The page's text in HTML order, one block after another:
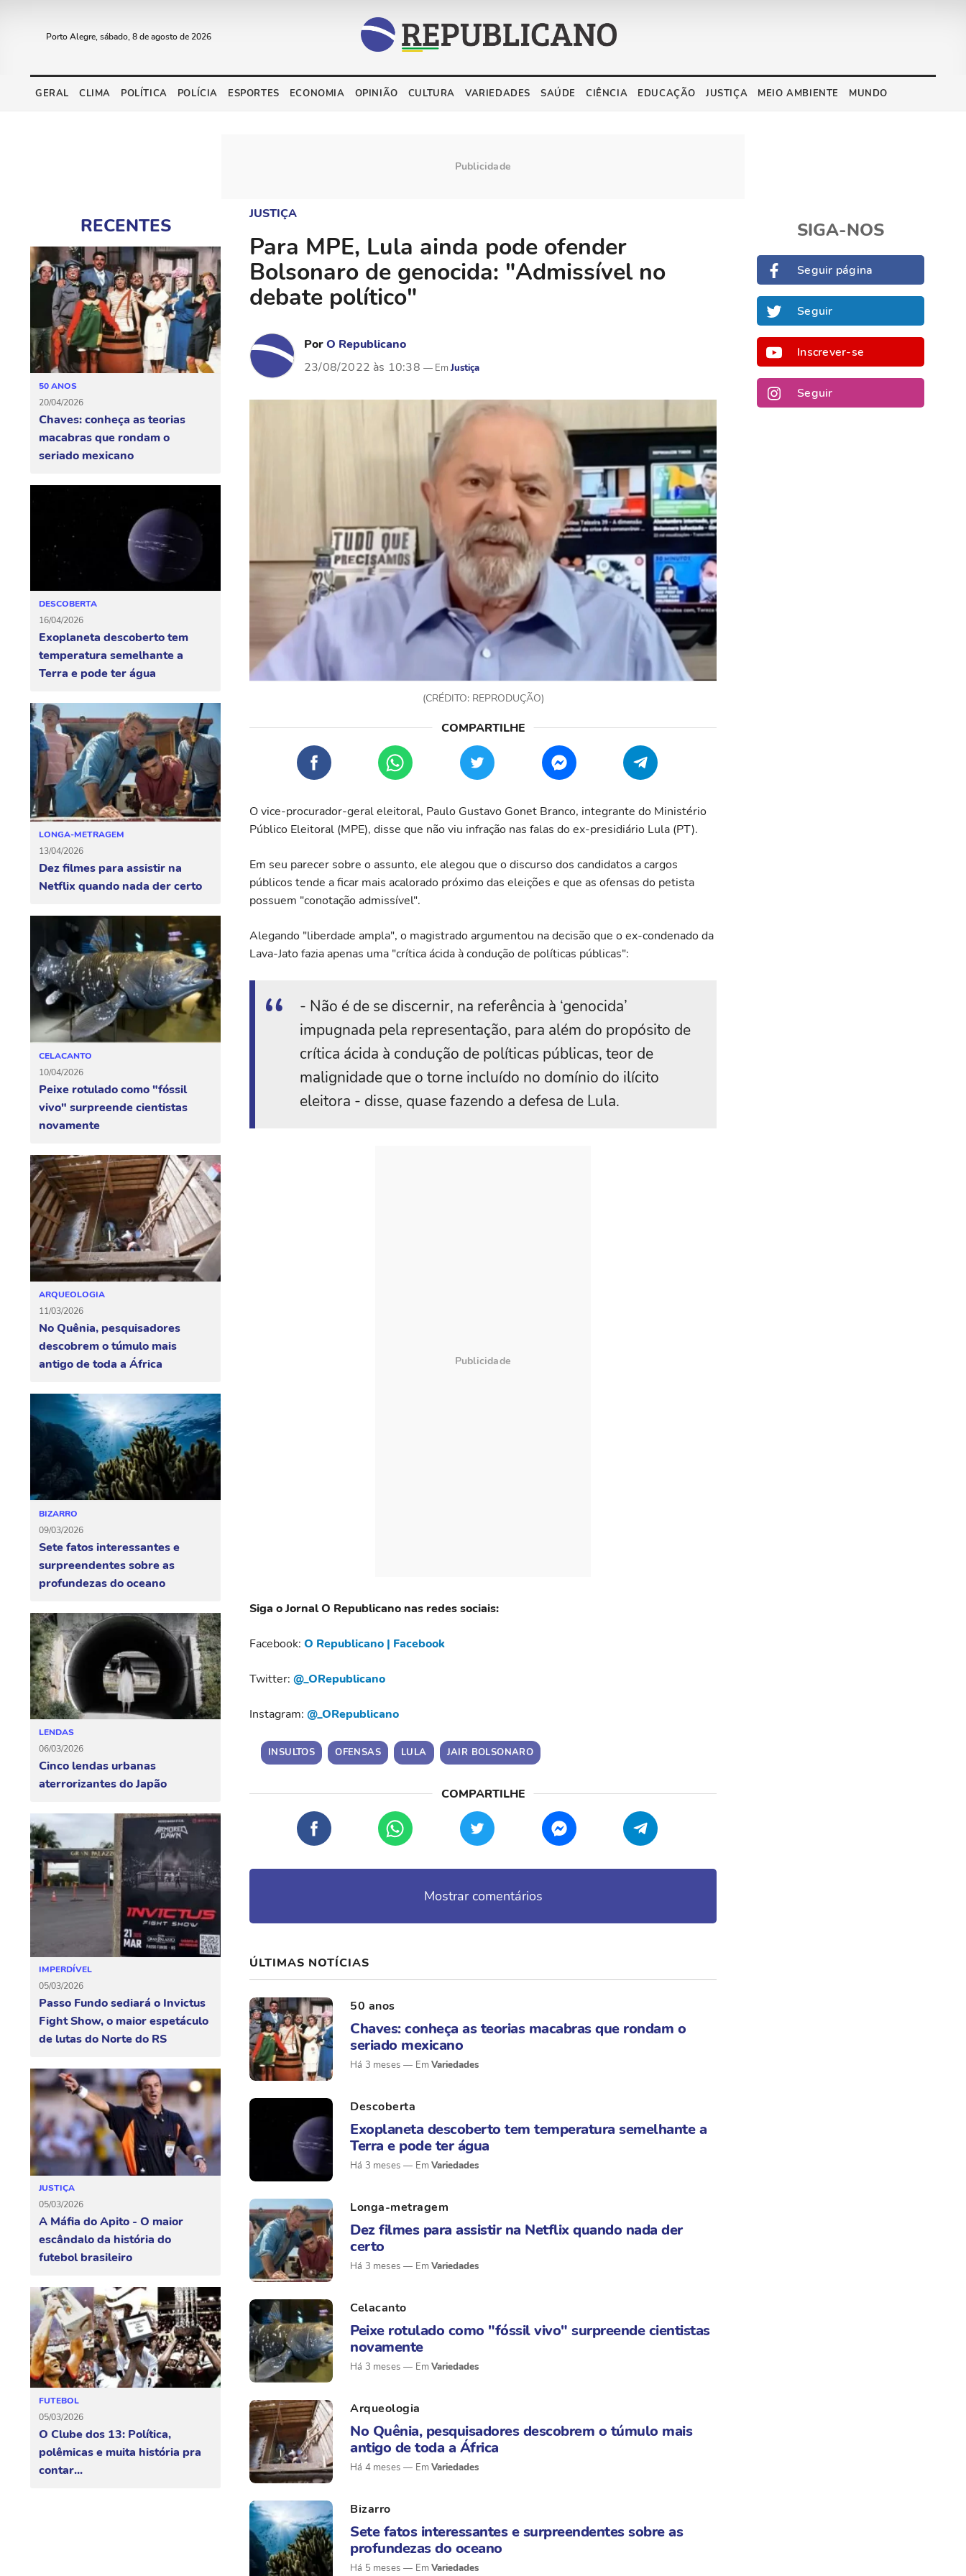
Porto Alegre, sábado, 8 de agosto de 2026
GERAL CLIMA POLÍTICA POLÍCIA ESPORTES ECONOMIA OPINIÃO CULTURA VARIEDADES SAÚDE CIÊNCIA EDUCAÇÃO JUSTIÇA MEIO AMBIENTE MUNDO
RECENTES
50 ANOS
20/04/2026
Chaves: conheça as teorias
macabras que rondam o
seriado mexicano
DESCOBERTA
16/04/2026
Exoplaneta descoberto tem
temperatura semelhante a
Terra e pode ter água
LONGA-METRAGEM
13/04/2026
Dez filmes para assistir na
Netflix quando nada der certo
CELACANTO
10/04/2026
Peixe rotulado como "fóssil
vivo" surpreende cientistas
novamente
ARQUEOLOGIA
11/03/2026
No Quênia, pesquisadores
descobrem o túmulo mais
antigo de toda a África
BIZARRO
09/03/2026
Sete fatos interessantes e
surpreendentes sobre as
profundezas do oceano
LENDAS
06/03/2026
Cinco lendas urbanas
aterrorizantes do Japão
IMPERDÍVEL
05/03/2026
Passo Fundo sediará o Invictus
Fight Show, o maior espetáculo
de lutas do Norte do RS
JUSTIÇA
05/03/2026
A Máfia do Apito - O maior
escândalo da história do
futebol brasileiro
FUTEBOL
05/03/2026
O Clube dos 13: Política,
polêmicas e muita história pra
contar...
JUSTIÇA
Para MPE, Lula ainda pode ofender
Bolsonaro de genocida: "Admissível no
debate político"
PorO Republicano
23/08/2022 às 10:38
Justiça
(CRÉDITO: REPRODUÇÃO)
O vice-procurador-geral eleitoral, Paulo Gustavo Gonet Branco, integrante do Ministério
Público Eleitoral (MPE), disse que não viu infração nas falas do ex-presidiário Lula (PT).
Em seu parecer sobre o assunto, ele alegou que o discurso dos candidatos a cargos
públicos tende a ficar mais acalorado próximo das eleições e que as ofensas do petista
possuem "conotação admissível".
Alegando "liberdade ampla", o magistrado argumentou na decisão que o ex-condenado da
Lava-Jato fazia apenas uma "crítica ácida à condução de políticas públicas":
- Não é de se discernir, na referência à ‘genocida’
impugnada pela representação, para além do propósito de
crítica ácida à condução de políticas públicas, teor de
malignidade que o torne incluído no domínio do ilícito
eleitora - disse, quase fazendo a defesa de Lula.
Siga o Jornal O Republicano nas redes sociais:
Facebook: O Republicano | Facebook
Twitter: @_ORepublicano
Instagram: @_ORepublicano
INSULTOS OFENSAS LULA JAIR BOLSONARO
Mostrar comentários
ÚLTIMAS NOTÍCIAS
50 anos
Chaves: conheça as teorias macabras que rondam o
seriado mexicano
Há 3 meses Variedades
Descoberta
Exoplaneta descoberto tem temperatura semelhante a
Terra e pode ter água
Há 3 meses Variedades
Longa-metragem
Dez filmes para assistir na Netflix quando nada der
certo
Há 3 meses Variedades
Celacanto
Peixe rotulado como "fóssil vivo" surpreende cientistas
novamente
Há 3 meses Variedades
Arqueologia
No Quênia, pesquisadores descobrem o túmulo mais
antigo de toda a África
Há 4 meses Variedades
Bizarro
Sete fatos interessantes e surpreendentes sobre as
profundezas do oceano
Há 5 meses Variedades
SIGA-NOS
Seguir página
Seguir
Inscrever-se
Seguir